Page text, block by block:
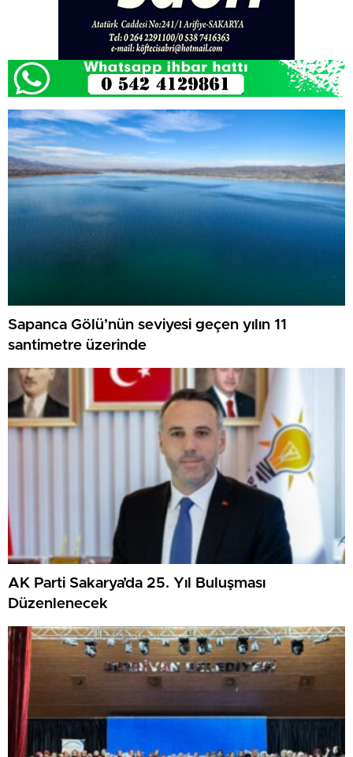
Sapanca Gölü’nün seviyesi geçen yılın 11
santimetre üzerinde
AK Parti Sakarya’da 25. Yıl Buluşması
Düzenlenecek